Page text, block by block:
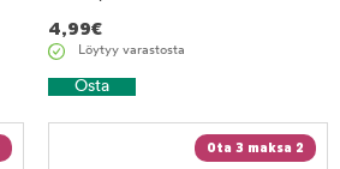
4,99€
Löytyy varastosta
Osta
Ota 3 maksa 2